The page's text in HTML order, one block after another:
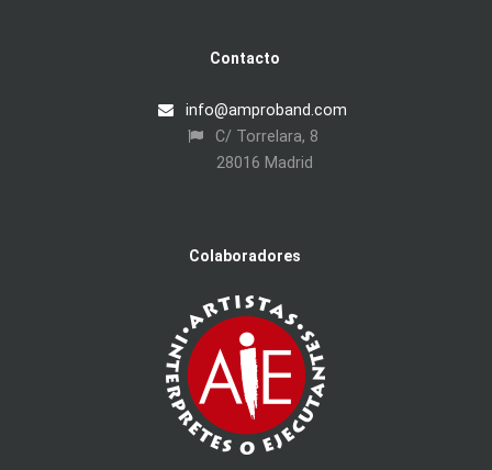
Contacto
info@amproband.com
C/ Torrelara, 8
28016 Madrid
Colaboradores